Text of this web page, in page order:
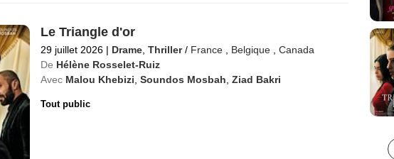
Le Triangle d'or
29 juillet 2026 | Drame, Thriller / France, Belgique, Canada
De Hélène Rosselet-Ruiz
Avec Malou Khebizi Soundos Mosbah Ziad Bakri
Tout public